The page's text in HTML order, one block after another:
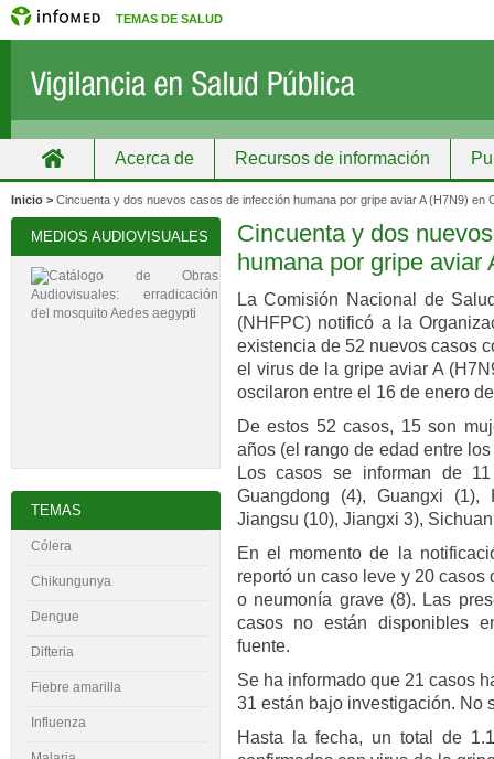
TEMAS DE SALUD
Acerca de Recursos de información
Grupos Recursos de información
Inicio > Cincuenta y dos nuevos casos de infección humana por gripe aviar A (H7N9) en
Cincuenta y dos
humana por gripe aviar
La Comisión Nacional de
(NHFPC) notificó a la
existencia de 52 nuevos casos
el virus de la gripe aviar A
oscilaron entre el 16 de enero
De estos 52 casos, 15 son
años (el rango de edad entre
Los casos se informan de
Guangdong (4), Guangxi
Jiangsu (10), Jiangxi 3),
En el momento de la
reportó un caso leve y 20
o neumonía grave (8). Las
casos no están disponibles
fuente.
Se ha informado que 21 casos
31 están bajo investigación. No
Hasta la fecha, un total de
MEDIOS AUDIOVISUALES
TEMAS
Cólera
Chikungunya
Dengue
Difteria
Fiebre amarilla
Influenza